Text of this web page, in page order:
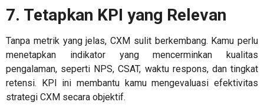
7. Tetapkan KPI yang Relevan
Tanpa metrik yang jelas, CXM sulit berkembang. Kamu perlu
menetapkan indikator yang mencerminkan kualitas
pengalaman, seperti NPS, CSAT, waktu respons, dan tingkat
retensi. KPI ini membantu kamu mengevaluasi efektivitas
strategi CXM secara objektif.